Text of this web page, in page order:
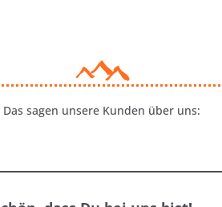
Das sagen unsere Kunden über uns: